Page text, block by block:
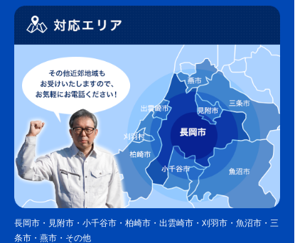
長岡市・見附市・小千谷市・柏崎市・出雲崎市・刈羽市・魚沼市・三
条市・燕市・その他